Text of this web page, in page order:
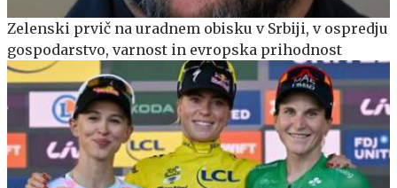
Zelenski prvič na uradnem obisku v Srbiji, v ospredju
gospodarstvo, varnost in evropska prihodnost